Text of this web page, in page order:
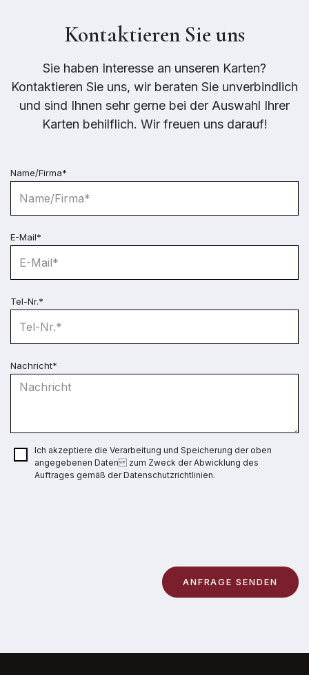
Kontaktieren Sie uns
Sie haben Interesse an unseren Karten?
Kontaktieren Sie uns, wir beraten Sie unverbindlich
und sind Ihnen sehr gerne bei der Auswahl Ihrer
Karten behilflich. Wir freuen uns darauf!
Name/Firma*
E-Mail*
Tel-Nr.*
Nachricht*
Ich akzeptiere die Verarbeitung und Speicherung der oben
angegebenen Daten zum Zweck der Abwicklung des
Auftrages gemäß der Datenschutzrichtlinien.